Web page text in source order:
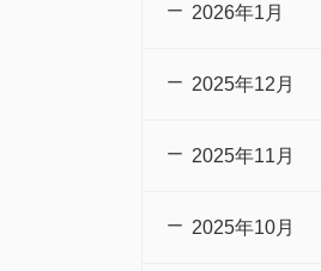
2026年1月
2025年12月
2025年11月
2025年10月